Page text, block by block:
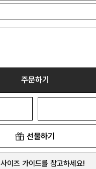
주문하기
선물하기
사이즈 가이드를 참고하세요!